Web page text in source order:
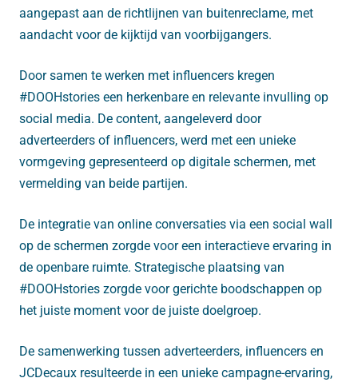
aangepast aan de richtlijnen van buitenreclame, met
aandacht voor de kijktijd van voorbijgangers.
Door samen te werken met influencers kregen
#DOOHstories een herkenbare en relevante invulling op
social media. De content, aangeleverd door
adverteerders of influencers, werd met een unieke
vormgeving gepresenteerd op digitale schermen, met
vermelding van beide partijen.
De integratie van online conversaties via een social wall
op de schermen zorgde voor een interactieve ervaring in
de openbare ruimte. Strategische plaatsing van
#DOOHstories zorgde voor gerichte boodschappen op
het juiste moment voor de juiste doelgroep.
De samenwerking tussen adverteerders, influencers en
JCDecaux resulteerde in een unieke campagne-ervaring,